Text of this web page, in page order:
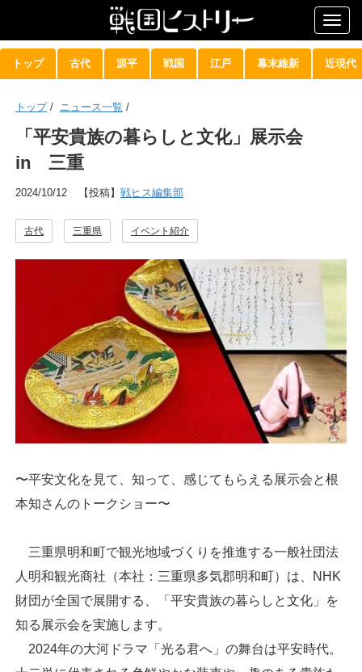
トップ 古代 源平 戦国 江戸 幕末維新 近現代
トップ / ニュース一覧 /
「平安貴族の暮らしと文化」展示会
in 三重
2024/10/12 【投稿】 戦ヒス編集部
古代 三重県 イベント紹介
〜平安文化を見て、知って、感じてもらえる展示会と根
本知さんのトークショー〜
三重県明和町で観光地域づくりを推進する一般社団法
人明和観光商社（本社：三重県多気郡明和町）は、NHK
財団が全国で展開する、「平安貴族の暮らしと文化」を
知る展示会を実施します。
2024年の大河ドラマ「光る君へ」の舞台は平安時代。